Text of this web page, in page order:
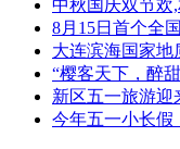
中秋国庆双节欢
8月15日首个全
大连滨海国家地
“樱客天下，醉
新区五一旅游迎
今年五一小长假